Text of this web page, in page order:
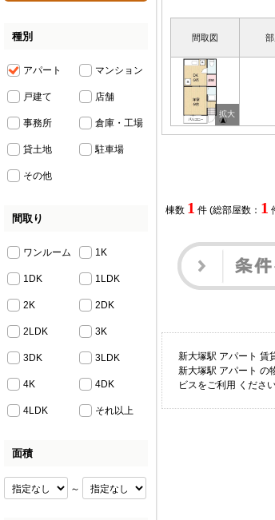
間取図
棟数 1 件 (総部屋数： 1
新大塚駅 アパート 賃
新大塚駅 アパート の
ビスをご利用 くださ
種別
アパート マンション
戸建て 店舗
事務所 倉庫・工場
貸土地 駐車場
その他
間取り
ワンルーム 1K
1DK 1LDK
2K 2DK
2LDK 3K
3DK 3LDK
4K 4DK
4LDK それ以上
面積
～